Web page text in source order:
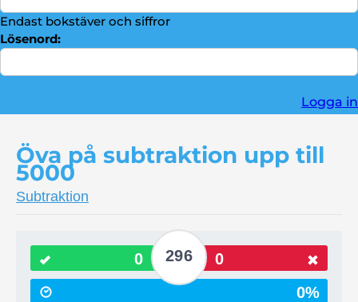
Endast bokstäver och siffror
Lösenord:
Logga in
Öva på subtraktion upp till
5000
Subtraktion
296
0
0
0%
► Kontakta oss